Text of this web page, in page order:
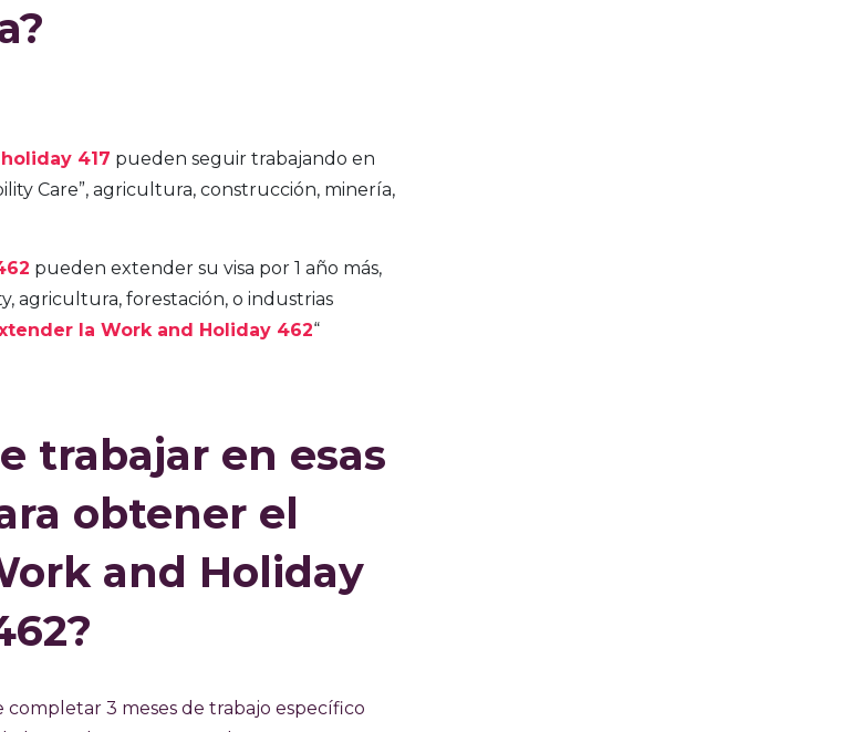
417 pueden seguir trabajando en
Care”, agricultura, construcción, minería,
pueden extender su visa por 1 año más,
agricultura, forestación, o industrias
la Work and Holiday 462“
trabajar en esas
obtener el
and Holiday
3 meses de trabajo específico